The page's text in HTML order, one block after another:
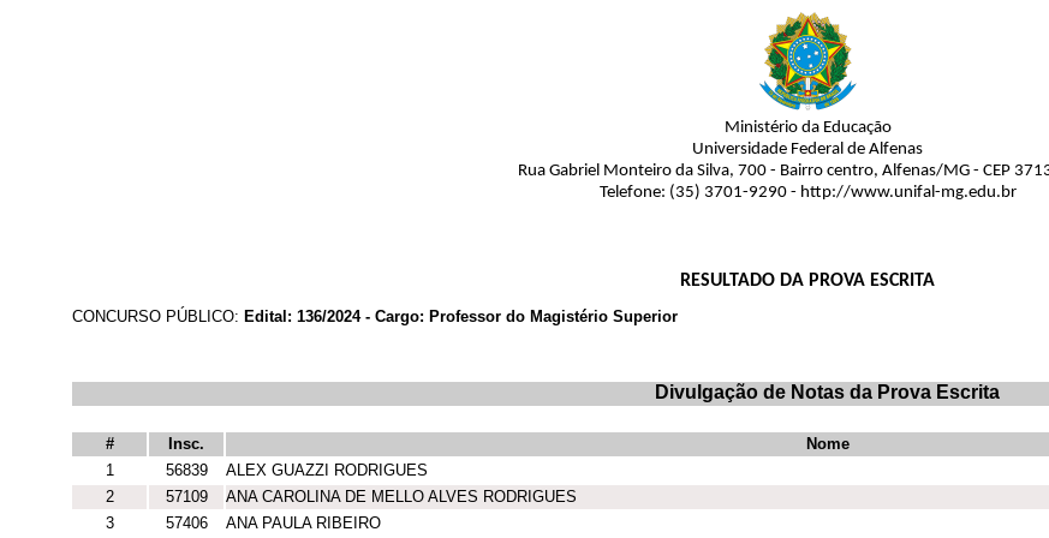
Ministério da Educação
Universidade Federal de Alfenas
Rua Gabriel Monteiro da Silva, 700 - Bairro centro, Alfenas/MG - CEP
Telefone: (35) 3701-9290 - http://www.unifal-mg.edu.br
RESULTADO DA PROVA ESCRITA
CONCURSO PÚBLICO: Edital: 136/2024 - Cargo: Professor do Magistério Superior
Divulgação de Notas da Prova Escrita
# Insc. Nome
1
56839 ALEX GUAZZI RODRIGUES
2
57109 ANA CAROLINA DE MELLO ALVES RODRIGUES
3
57406 ANA PAULA RIBEIRO